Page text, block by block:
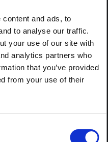
and ads, to
to analyse our traffic.
your use of our site with
analytics partners who
that you’ve provided
from your use of their
sont relativement
pour le traitement
en santé
OUGANDA
ZAMBIE
au Covid-19 :
risques liés au Covid-19